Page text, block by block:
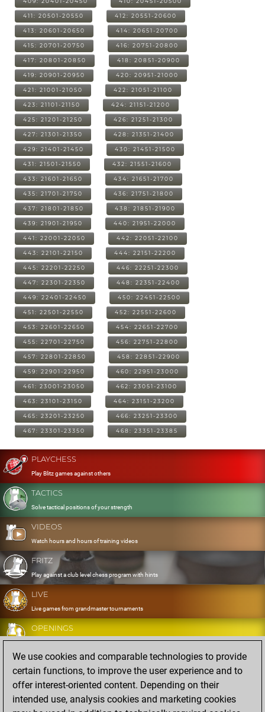
411: 20501-20550 412: 20551-20600
413: 20601-20650 414: 20651-20700
415: 20701-20750 416: 20751-20800
417: 20801-20850 418: 20851-20900
419: 20901-20950 420: 20951-21000
421: 21001-21050 422: 21051-21100
423: 21101-21150 424: 21151-21200
425: 21201-21250 426: 21251-21300
427: 21301-21350 428: 21351-21400
429: 21401-21450 430: 21451-21500
431: 21501-21550 432: 21551-21600
433: 21601-21650 434: 21651-21700
435: 21701-21750 436: 21751-21800
437: 21801-21850 438: 21851-21900
439: 21901-21950 440: 21951-22000
441: 22001-22050 442: 22051-22100
443: 22101-22150 444: 22151-22200
445: 22201-22250 446: 22251-22300
447: 22301-22350 448: 22351-22400
449: 22401-22450 450: 22451-22500
451: 22501-22550 452: 22551-22600
453: 22601-22650 454: 22651-22700
455: 22701-22750 456: 22751-22800
457: 22801-22850 458: 22851-22900
459: 22901-22950 460: 22951-23000
461: 23001-23050 462: 23051-23100
463: 23101-23150 464: 23151-23200
465: 23201-23250 466: 23251-23300
467: 23301-23350 468: 23351-23385
PLAYCHESS
Play Blitz games against others
TACTICS
Solve tactical positions of your strength
VIDEOS
Watch hours and hours of training videos
FRITZ
Play against a club level chess program with hints
LIVE
Live games from grandmaster tournaments
OPENINGS
Develop and exercise your openings
DATABASE
Eight million strong games
MYGAMES
Store and analyse your own games in the cloud
We use cookies and comparable technologies to provide
certain functions, to improve the user experience and to
offer interest-oriented content. Depending on their
intended use, analysis cookies and marketing cookies